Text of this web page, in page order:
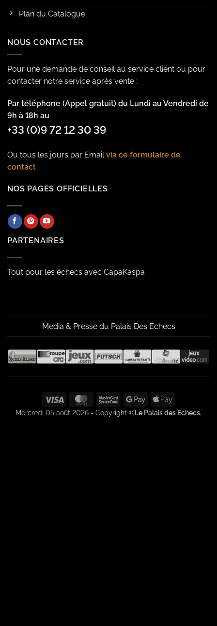
Plan du Catalogue
NOUS CONTACTER
Pour une demande de conseil au service client ou pour
contacter notre service après vente :
Par téléphone (Appel gratuit) du Lundi au Vendredi de
9h à 18h au
+33 (0)9 72 12 30 39
Ou tous les jours par Email via ce formulaire de
contact
NOS PAGES OFFICIELLES
PARTENAIRES
Tout pour les échecs avec CapaKaspa
Media & Presse du Palais Des Echecs
Visa MasterCardMasterCard
2
Google
Pay
Apple
Pay
Mercredi 05 août 2026 - Copyright ©Le Palais des Echecs.